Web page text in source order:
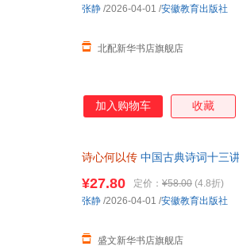
北配新华书店旗舰店
张静 /2026-04-01 /安徽教育出版社
加入购物车 收藏
诗心何以传 中国古典诗词十三
¥27.80 定价： ¥58.00 (4.8折)
盛文新华书店旗舰店
张静 /2026-04-01 /安徽教育出版社